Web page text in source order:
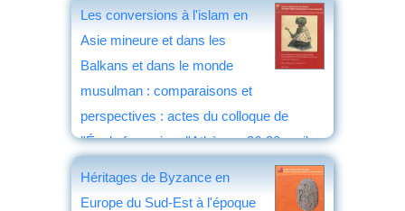
Les conversions à l'islam en
Asie mineure et dans les
Balkans et dans le monde
musulman : comparaisons et
perspectives : actes du colloque de
l'École française d'Athènes, 26-28 avril
/ Philippe Gelez et Gilles Grivaud
Héritages de Byzance en
Europe du Sud-Est à l'époque